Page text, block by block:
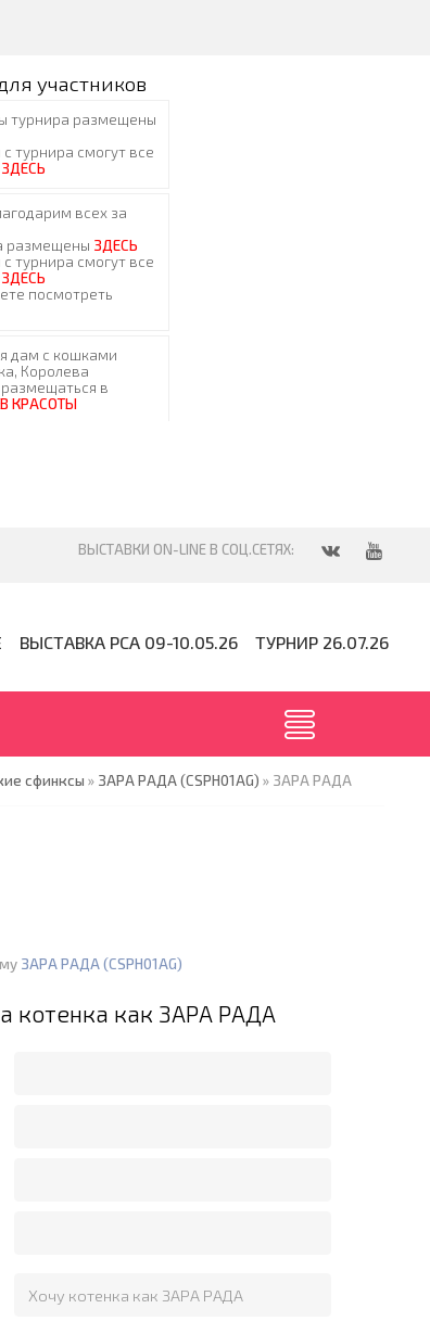
участников
ВЫСТАВКА PCA 09-10.05.26 ТУРНИР 26.07.26
сфинксы » ЗАРА РАДА (CSPH01AG) » ЗАРА РАДА
ЗАРА РАДА (CSPH01AG)
котенка как ЗАРА РАДА